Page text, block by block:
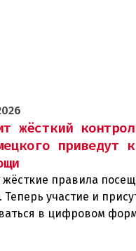
жёсткий
приведут к
жёсткие правила
участие и
в цифровом
причины